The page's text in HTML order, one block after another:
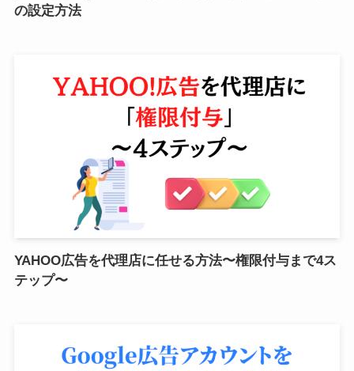
の設定方法
YAHOO広告を代理店に任せる方法〜権限付与まで4ス
テップ〜